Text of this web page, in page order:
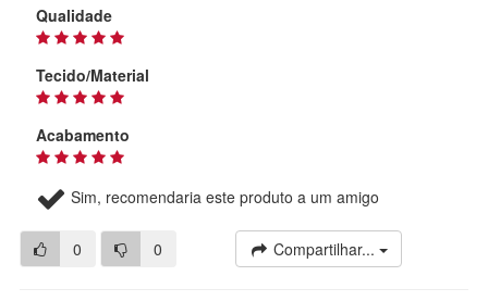
Qualidade
Tecido/Material
Acabamento
Sim, recomendaria este produto a um amigo
0 0 Compartilhar...